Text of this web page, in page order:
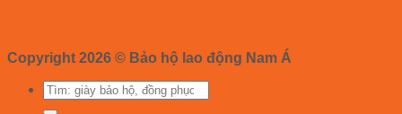
Copyright 2026 © Bảo hộ lao động Nam Á
Tìm
kiếm: